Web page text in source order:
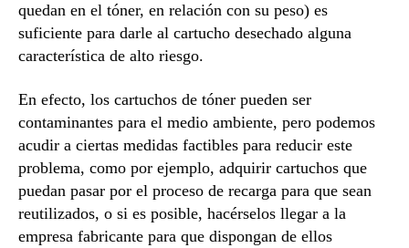
quedan en el tóner, en relación con su peso) es
suficiente para darle al cartucho desechado alguna
característica de alto riesgo.
En efecto, los cartuchos de tóner pueden ser
contaminantes para el medio ambiente, pero podemos
acudir a ciertas medidas factibles para reducir este
problema, como por ejemplo, adquirir cartuchos que
puedan pasar por el proceso de recarga para que sean
reutilizados, o si es posible, hacérselos llegar a la
empresa fabricante para que dispongan de ellos